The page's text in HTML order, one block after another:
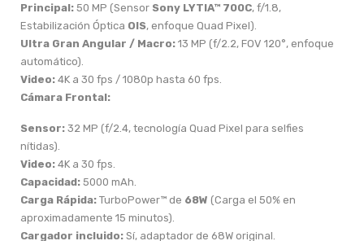
Principal: 50 MP (Sensor Sony LYTIA™ 700C, f/1.8,
Estabilización Óptica OIS, enfoque Quad Pixel).
Ultra Gran Angular / Macro: 13 MP (f/2.2, FOV 120°, enfoque
automático).
Video: 4K a 30 fps / 1080p hasta 60 fps.
Cámara Frontal:
Sensor: 32 MP (f/2.4, tecnología Quad Pixel para selfies
nítidas).
Video: 4K a 30 fps.
Capacidad: 5000 mAh.
Carga Rápida: TurboPower™ de 68W (Carga el 50% en
aproximadamente 15 minutos).
Cargador incluido: Sí, adaptador de 68W original.